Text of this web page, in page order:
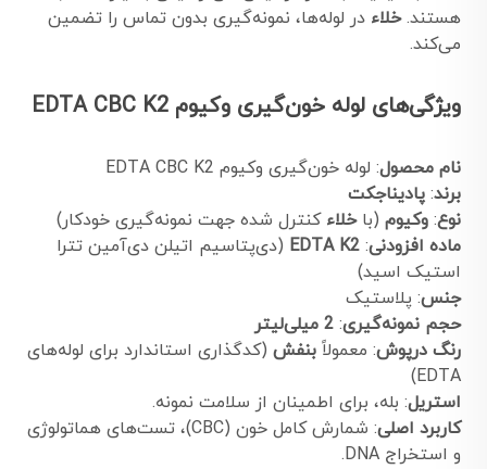
هستند.خلاء در لوله‌ها، نمونه‌گیری بدون تماس را تضمین
می‌کند.
ویژگی‌های لوله خون‌گیری وکیوم EDTA CBC K2
نام محصول: لوله خون‌گیری وکیوم EDTA CBC K2
برند: پادیناجکت
نوع: وکیوم (باخلاء کنترل شده جهت نمونه‌گیری خودکار)
ماده افزودنی:
EDTA K2 (دی‌پتاسیم اتیلن دی‌آمین تترا
استیک اسید)
جنس: پلاستیک
حجم نمونه‌گیری: 2 میلی‌لیتر
رنگ درپوش: معمولاً بنفش (کدگذاری استاندارد برای لوله‌های
EDTA)
استریل: بله، برای اطمینان از سلامت نمونه.
کاربرد اصلی
: شمارش کامل خون (CBC)، تست‌های هماتولوژی
و استخراج DNA.